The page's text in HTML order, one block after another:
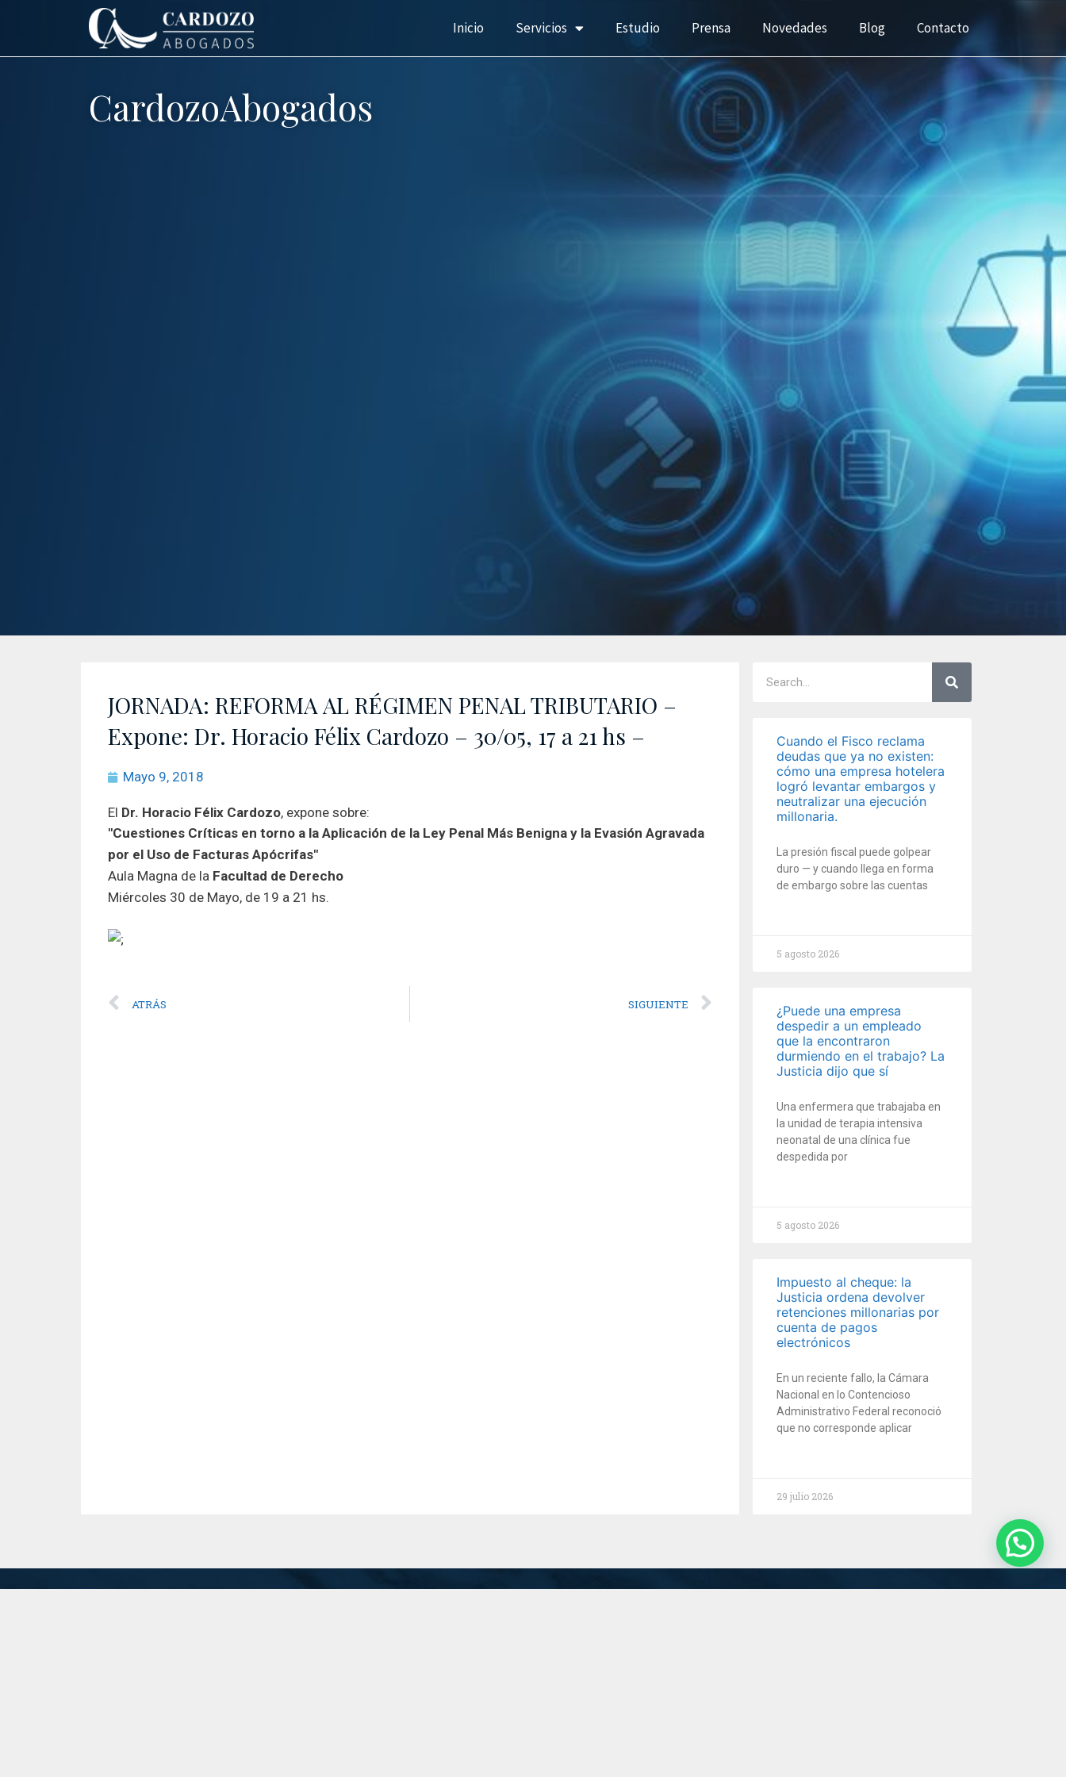
Inicio Servicios Estudio Prensa Novedades Blog Contacto
CardozoAbogados
JORNADA: REFORMA AL RÉGIMEN PENAL TRIBUTARIO –
Expone: Dr. Horacio Félix Cardozo – 30/05, 17 a 21 hs –
Mayo 9, 2018
El Dr. Horacio Félix Cardozo, expone sobre:
"Cuestiones Críticas en torno a la Aplicación de la Ley Penal Más Benigna y la Evasión Agravada
por el Uso de Facturas Apócrifas"
Aula Magna de la Facultad de Derecho
Miércoles 30 de Mayo, de 19 a 21 hs.
ATRÁS SIGUIENTE
Cuando el Fisco reclama
deudas que ya no existen:
cómo una empresa hotelera
logró levantar embargos y
neutralizar una ejecución
millonaria.
La presión fiscal puede golpear
duro — y cuando llega en forma
de embargo sobre las cuentas
5 agosto 2026
¿Puede una empresa
despedir a un empleado
que la encontraron
durmiendo en el trabajo? La
Justicia dijo que sí
Una enfermera que trabajaba en
la unidad de terapia intensiva
neonatal de una clínica fue
despedida por
5 agosto 2026
Impuesto al cheque: la
Justicia ordena devolver
retenciones millonarias por
cuenta de pagos
electrónicos
En un reciente fallo, la Cámara
Nacional en lo Contencioso
Administrativo Federal reconoció
que no corresponde aplicar
29 julio 2026